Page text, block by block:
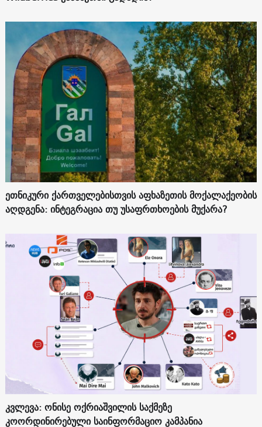
ეთნიკური ქართველებისთვის აფხაზეთის მოქალაქეობის
აღდგენა: ინტეგრაცია თუ უსაფრთხოების მუქარა?
კვლევა: ონისე ოქრიაშვილის საქმეზე
კოორდინირებული საინფორმაციო კამპანია